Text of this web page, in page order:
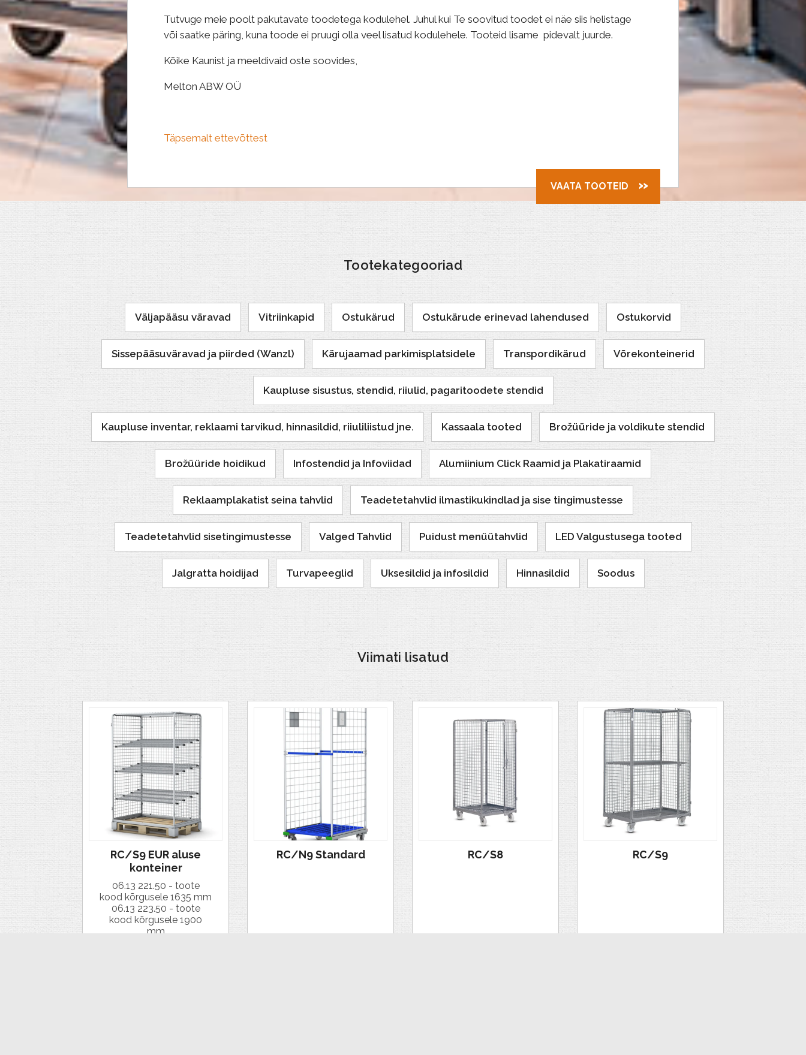
Tutvuge meie poolt pakutavate toodetega kodulehel. Juhul kui Te soovitud toodet ei näe siis helistage
või saatke päring, kuna toode ei pruugi olla veel lisatud kodulehele. Tooteid lisame pidevalt juurde.
Kõike Kaunist ja meeldivaid oste soovides,
Melton ABW OÜ
Täpsemalt ettevõttest
VAATA TOOTEID
Tootekategooriad
Väljapääsu väravad Vitriinkapid Ostukärud Ostukärude erinevad lahendused Ostukorvid
Sissepääsuväravad ja piirded (Wanzl) Kärujaamad parkimisplatsidele Transpordikärud Võrekonteinerid
Kaupluse sisustus, stendid, riiulid, pagaritoodete stendid
Kaupluse inventar, reklaami tarvikud, hinnasildid, riiuliliistud jne. Kassaala tooted Brožüüride ja voldikute stendid
Brožüüride hoidikud Infostendid ja Infoviidad Alumiinium Click Raamid ja Plakatiraamid
Reklaamplakatist seina tahvlid Teadetetahvlid ilmastikukindlad ja sise tingimustesse
Teadetetahvlid sisetingimustesse Valged Tahvlid Puidust menüütahvlid LED Valgustusega tooted
Jalgratta hoidijad Turvapeeglid Uksesildid ja infosildid Hinnasildid Soodus
Viimati lisatud
RC/S9 EUR aluse
konteiner
06.13 221.50 - toote
kood kõrgusele 1635 mm
06.13 223.50 - toote
kood kõrgusele 1900
mm
RC/N9 Standard RC/S8 RC/S9